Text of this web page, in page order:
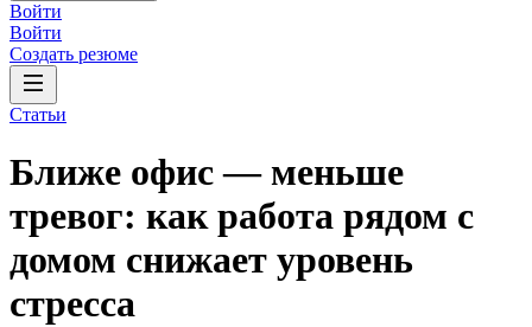
Войти
Войти
Создать резюме
Статьи
Ближе офис — меньше
тревог: как работа рядом с
домом снижает уровень
стресса